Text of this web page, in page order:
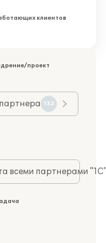
клиентов
проект
132
всеми партнерами